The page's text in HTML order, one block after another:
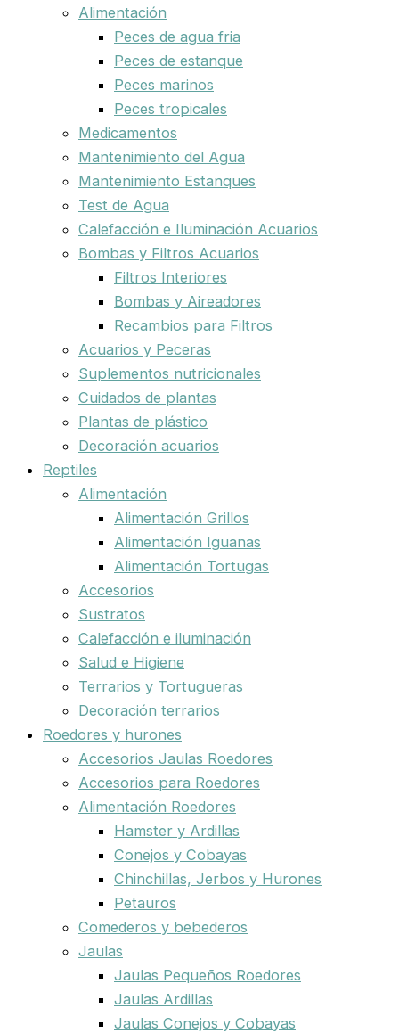
Alimentación
Peces de agua fria
Peces de estanque
Peces marinos
Peces tropicales
Medicamentos
Mantenimiento del Agua
Mantenimiento Estanques
Test de Agua
Calefacción e Iluminación Acuarios
Bombas y Filtros Acuarios
Filtros Interiores
Bombas y Aireadores
Recambios para Filtros
Acuarios y Peceras
Suplementos nutricionales
Cuidados de plantas
Plantas de plástico
Decoración acuarios
Reptiles
Alimentación
Alimentación Grillos
Alimentación Iguanas
Alimentación Tortugas
Accesorios
Sustratos
Calefacción e iluminación
Salud e Higiene
Terrarios y Tortugueras
Decoración terrarios
Roedores y hurones
Accesorios Jaulas Roedores
Accesorios para Roedores
Alimentación Roedores
Hamster y Ardillas
Conejos y Cobayas
Chinchillas, Jerbos y Hurones
Petauros
Comederos y bebederos
Jaulas
Jaulas Pequeños Roedores
Jaulas Ardillas
Jaulas Conejos y Cobayas